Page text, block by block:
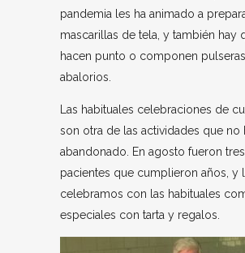
pandemia les ha animado a
mascarillas de tela, y también hay
hacen punto o componen
abalorios.
Las habituales celebraciones de
son otra de las actividades que no
abandonado. En agosto fueron
pacientes que cumplieron años, y
celebramos con las habituales
especiales con tarta y regalos.